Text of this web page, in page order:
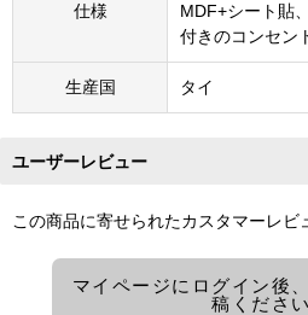
仕様
MDF+シート貼
付きのコンセン
生産国 タイ
ユーザーレビュー
この商品に寄せられたカスタマーレビ
マイページにログイン後
稿ください